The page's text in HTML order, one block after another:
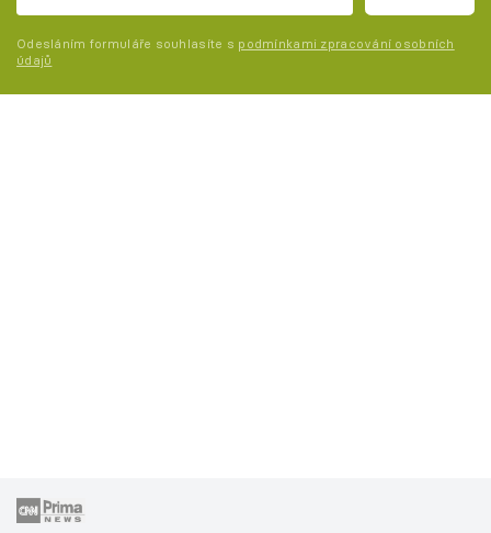
Odesláním formuláře souhlasíte s podmínkami zpracování osobních
údajů